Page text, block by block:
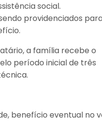
social.
providenciados
a família recebe o
período inicial de três
benefício eventual no